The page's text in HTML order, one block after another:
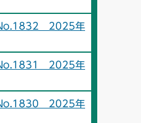
No.1832 2025年
No.1831 2025年
No.1830 2025年